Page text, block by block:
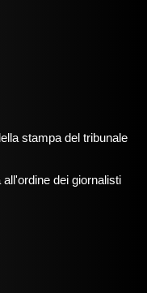
stampa del tribunale
dei giornalisti